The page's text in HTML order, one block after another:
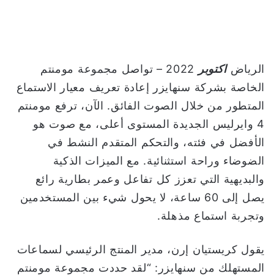
ا
الرياضاكتوبر
2022 – تواصل مجموعة مومنتم
الخاصة بشركة سنهايزر إعادة تعريف معيار الاستماع
المتطور من خلال الصوت الفائق. الآن، ترفع مومنتم
4 وايرليس الجديدة المستوى أعلى، مع صوت هو
الأفضل في فئته، والتحكم المتقدم النشط في
الضوضاء وراحة استثنائية. مع الميزات الذكية
والبديهية التي تعزز كل تفاعل وعمر بطارية رائع
يصل إلى 60 ساعة، لا يحول شيء بين المستخدمين
وتجربة استماع مذهلة.
يقول كريستيان إرن، مدير المنتج الرئيسي لسماعات
المستهلك من سنهايزر: “لقد حددت مجموعة مومنتم